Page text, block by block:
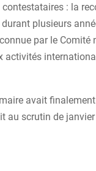
: la
plusieurs
par le
avait
au scrutin de